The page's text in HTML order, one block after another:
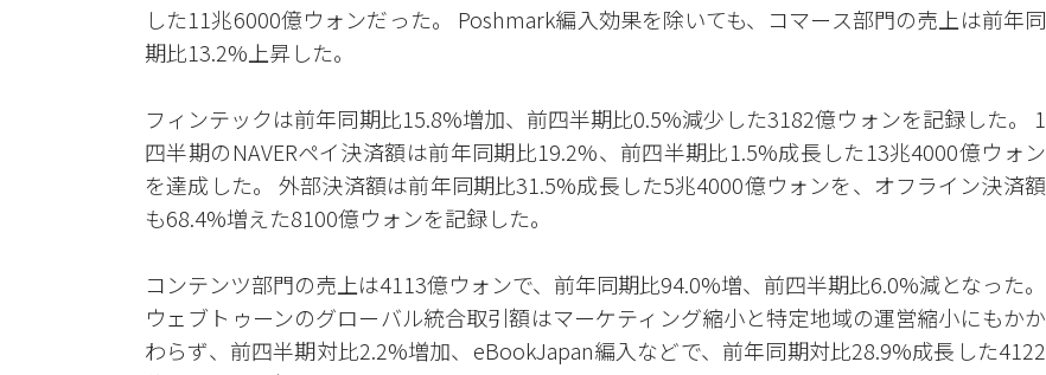
した11兆6000億ウォンだった。 Poshmark編入効果を除いても、コマース部門の売上は前年同
期比13.2%上昇した。
フィンテックは前年同期比15.8%増加、前四半期比0.5%減少した3182億ウォンを記録した。 1
四半期のNAVERペイ決済額は前年同期比19.2%、前四半期比1.5%成長した13兆4000億ウォン
を達成した。 外部決済額は前年同期比31.5%成長した5兆4000億ウォンを、オフライン決済額
も68.4%増えた8100億ウォンを記録した。
コンテンツ部門の売上は4113億ウォンで、前年同期比94.0%増、前四半期比6.0%減となった。
ウェブトゥーンのグローバル統合取引額はマーケティング縮小と特定地域の運営縮小にもかか
わらず、前四半期対比2.2%増加、eBookJapan編入などで、前年同期対比28.9%成長した4122